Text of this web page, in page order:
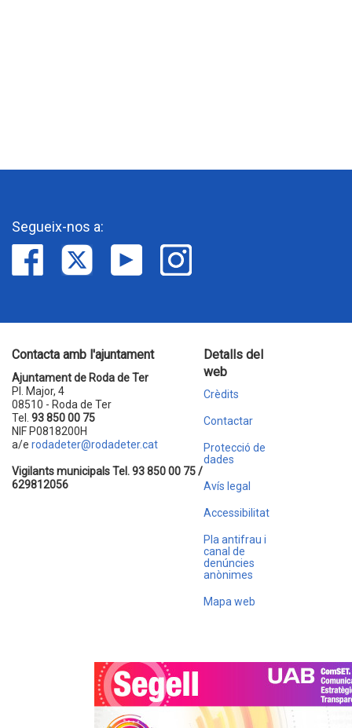
Segueix-nos a:
Contacta amb l'ajuntament
Ajuntament de Roda de Ter
Pl. Major, 4
08510 - Roda de Ter
Tel. 93 850 00 75
NIF P0818200H
a/e rodadeter@rodadeter.cat
Vigilants municipals Tel. 93 850 00 75 /
629812056
Detalls del
web
Crèdits
Contactar
Protecció de
dades
Avís legal
Accessibilitat
Pla antifrau i
canal de
denúncies
anònimes
Mapa web